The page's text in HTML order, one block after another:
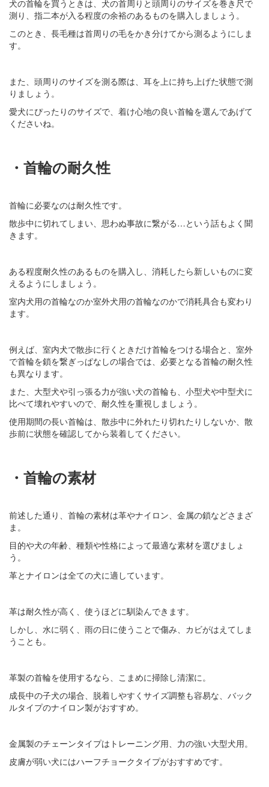
犬の首輪を買うときは、犬の首周りと頭周りのサイズを巻き尺で
測り、指二本が入る程度の余裕のあるものを購入しましょう。
このとき、長毛種は首周りの毛をかき分けてから測るようにしま
す。
また、頭周りのサイズを測る際は、耳を上に持ち上げた状態で測
りましょう。
愛犬にぴったりのサイズで、着け心地の良い首輪を選んであげて
くださいね。
・首輪の耐久性
首輪に必要なのは耐久性です。
散歩中に切れてしまい、思わぬ事故に繋がる…という話もよく聞
きます。
ある程度耐久性のあるものを購入し、消耗したら新しいものに変
えるようにしましょう。
室内犬用の首輪なのか室外犬用の首輪なのかで消耗具合も変わり
ます。
例えば、室内犬で散歩に行くときだけ首輪をつける場合と、室外
で首輪を鎖を繋ぎっぱなしの場合では、必要となる首輪の耐久性
も異なります。
また、大型犬や引っ張る力が強い犬の首輪も、小型犬や中型犬に
比べて壊れやすいので、耐久性を重視しましょう。
使用期間の長い首輪は、散歩中に外れたり切れたりしないか、散
歩前に状態を確認してから装着してください。
・首輪の素材
前述した通り、首輪の素材は革やナイロン、金属の鎖などさまざ
ま。
目的や犬の年齢、種類や性格によって最適な素材を選びましょ
う。
革とナイロンは全ての犬に適しています。
革は耐久性が高く、使うほどに馴染んできます。
しかし、水に弱く、雨の日に使うことで傷み、カビがはえてしま
うことも。
革製の首輪を使用するなら、こまめに掃除し清潔に。
成長中の子犬の場合、脱着しやすくサイズ調整も容易な、バック
ルタイプのナイロン製がおすすめ。
金属製のチェーンタイプはトレーニング用、力の強い大型犬用。
皮膚が弱い犬にはハーフチョークタイプがおすすめです。